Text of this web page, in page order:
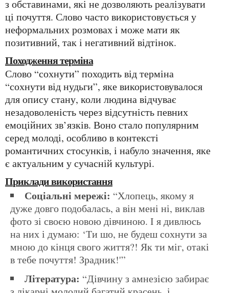
з обставинами, які не дозволяють реалізувати
ці почуття. Слово часто використовується у
неформальних розмовах і може мати як
позитивний, так і негативний відтінок.
Походження терміна
Слово “сохнути” походить від терміна
“сохнути від нудьги”, яке використовувалося
для опису стану, коли людина відчуває
незадоволеність через відсутність певних
емоційних зв’язків. Воно стало популярним
серед молоді, особливо в контексті
романтичних стосунків, і набуло значення, яке
є актуальним у сучасній культурі.
Приклади використання
Соціальні мережі: “Хлопець, якому я
дуже довго подобалась, а він мені ні, виклав
фото зі своєю новою дівчиною. І я дивлюсь
на них і думаю: ‘Ти шо, не будеш сохнути за
мною до кінця свого життя?! Як ти міг, отакі
в тебе почуття! Зрадник!'”
Література: “Дівчину з амнезією забирає